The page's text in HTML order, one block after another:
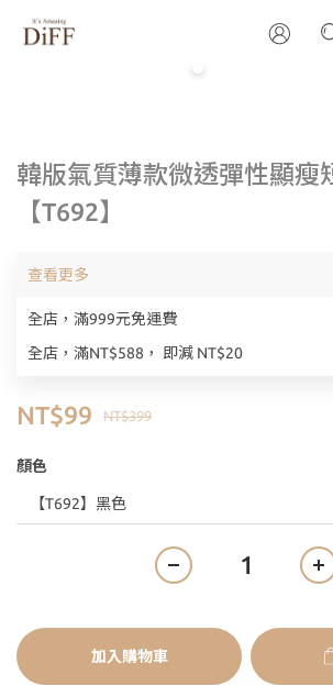
韓版氣質薄款微透彈性顯瘦
【T692】
全店，滿999元免運費
全店，滿NT$588， 即減 NT$20
查看更多
NT$399
NT$99
顏色
加入購物車